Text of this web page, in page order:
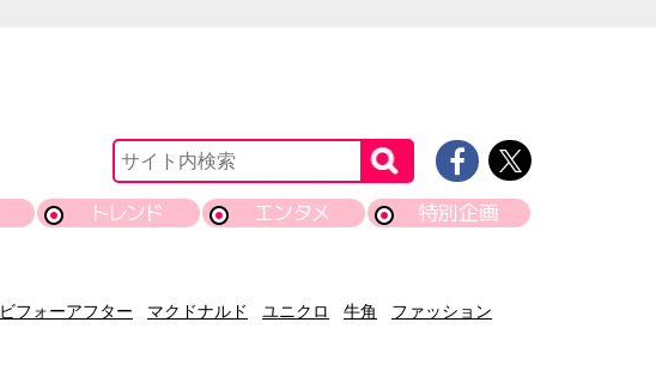
トレンド エンタメ 特別企画
ビフォーアフター マクドナルド ユニクロ 牛角
ファッション